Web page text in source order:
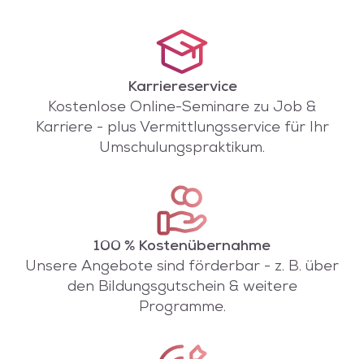
Karriereservice
Kostenlose Online-Seminare zu Job &
Karriere - plus Vermittlungsservice für Ihr
Umschulungspraktikum.
100 % Kostenübernahme
Unsere Angebote sind förderbar - z. B. über
den Bildungsgutschein & weitere
Programme.